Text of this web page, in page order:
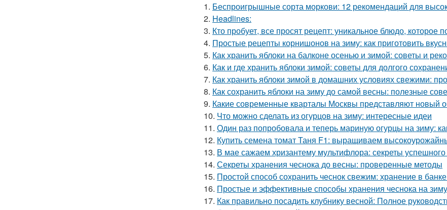
1. Беспроигрышные сорта моркови: 12 рекомендаций для
2. Headlines:
3. Кто пробует, все просят рецепт: уникальное блюдо, которое
4. Простые рецепты корнишонов на зиму: как приготовить
5. Как хранить яблоки на балконе осенью и зимой: советы и
6. Как и где хранить яблоки зимой: советы для долгого
7. Как хранить яблоки зимой в домашних условиях свежими:
8. Как сохранить яблоки на зиму до самой весны: полезные
9. Какие современные кварталы Москвы представляют новый
10. Что можно сделать из огурцов на зиму: интересные идеи
11. Один раз попробовала и теперь мариную огурцы на зиму:
12. Купить семена томат Таня F1: выращиваем
13. В мае сажаем хризантему мультифлора: секреты
14. Секреты хранения чеснока до весны: проверенные методы
15. Простой способ сохранить чеснок свежим: хранение в
16. Простые и эффективные способы хранения чеснока на зиму
17. Как правильно посадить клубнику весной: Полное